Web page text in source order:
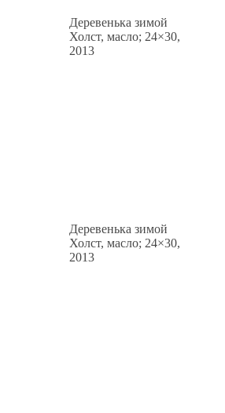
Деревенька зимой
Холст, масло; 24×30,
2013
Деревенька зимой
Холст, масло; 24×30,
2013